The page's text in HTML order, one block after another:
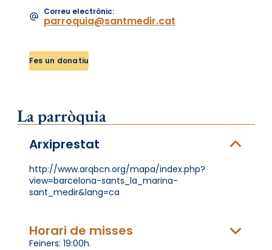
Correu electrònic:
parroquia@santmedir.cat
Fes un donatiu
La parròquia
Arxiprestat
http://www.arqbcn.org/mapa/index.php?
view=barcelona-sants_la_marina-
sant_medir&lang=ca
Horari de misses
Feiners: 19:00h.